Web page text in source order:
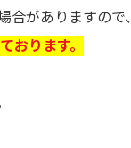
がありますので、
ります。